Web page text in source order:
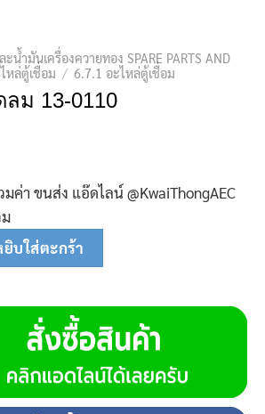
น้ำมันเครื่องควายทอง SPARE PARTS AND
หล่ตู้เชื่อม / 6.7.1 อะไหล่ตู้เชื่อม
ม 13-0110
ค่า ขนส่ง แอ๊ดไลน์ @KwaiThongAEC
ม 13-0110 ชิ้น
บใส่ตะกร้า